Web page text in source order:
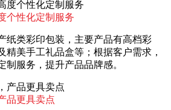
个性化定制服务
纸类彩印包装，主要产品有高档彩
精美手工礼品盒等；根据客户需求，
制服务，提升产品品牌感。
品更具卖点